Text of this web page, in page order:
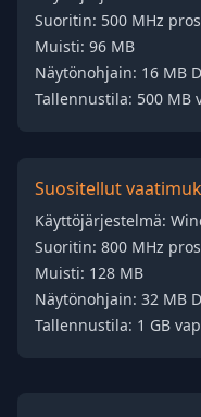
Suoritin: 500 MHz
Muisti: 96 MB
Näytönohjain: 16 MB
Tallennustila: 500 MB
Suositellut
Käyttöjärjestelmä:
Suoritin: 800 MHz
Muisti: 128 MB
Näytönohjain: 32 MB
Tallennustila: 1 GB